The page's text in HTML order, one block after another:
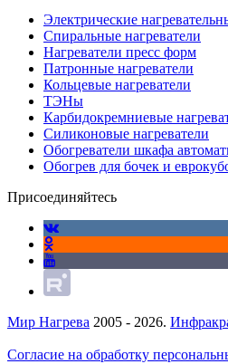
Электрические
Спиральные нагреватели
Нагреватели пресс форм
Патронные нагреватели
Кольцевые нагреватели
ТЭНы
Карбидокремниевые
Силиконовые нагреватели
Обогреватели шкафа
Обогрев для бочек и
Присоединяйтесь
Мир Нагрева 2005 - 2026.
Согласие на обработку